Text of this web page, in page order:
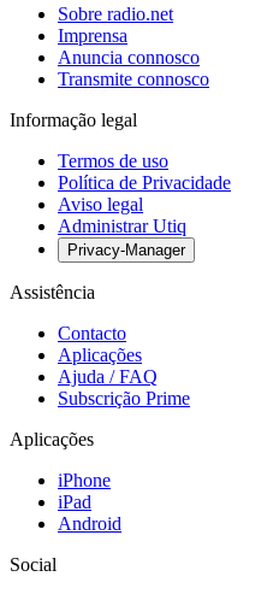
Sobre radio.net
Imprensa
Anuncia connosco
Transmite connosco
Informação legal
Termos de uso
Política de Privacidade
Aviso legal
Administrar Utiq
Privacy-Manager
Assistência
Contacto
Aplicações
Ajuda / FAQ
Subscrição Prime
Aplicações
iPhone
iPad
Android
Social